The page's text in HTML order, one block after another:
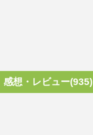
感想・レビュー(935)